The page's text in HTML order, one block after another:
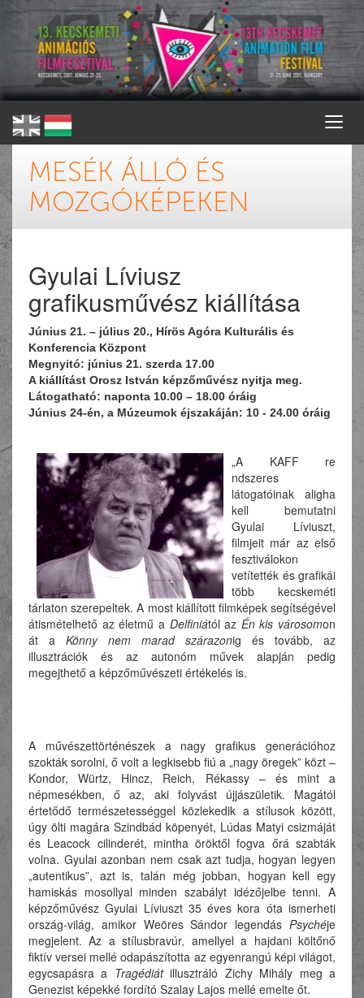
MESÉK ÁLLÓ ÉS
MOZGÓKÉPEKEN
Gyulai Líviusz
grafikusművész kiállítása
Június 21. – július 20., Hírös Agóra Kulturális és
Konferencia Központ
Megnyitó: június 21. szerda 17.00
A kiállítást Orosz István képzőművész nyitja meg.
Látogatható: naponta 10.00 – 18.00 óráig
Június 24-én, a Múzeumok éjszakáján: 10 - 24.00 óráig
„A KAFF re
ndszeres
látogatóinak aligha
kell bemutatni
Gyulai Líviuszt,
filmjeit már az első
fesztiválokon
vetítették és grafikái
több kecskeméti
tárlaton szerepeltek. A most kiállított filmképek segítségével
átismételhető az életmű a Delfiniától az Én kis városomon
át a Könny nem marad szárazonig és tovább, az
illusztrációk és az autonóm művek alapján pedig
megejthető a képzőművészeti értékelés is.
A művészettörténészek a nagy grafikus generációhoz
szokták sorolni, ő volt a legkisebb fiú a „nagy öregek” közt –
Kondor, Würtz, Hincz, Reich, Rékassy – és mint a
népmesékben, ő az, aki folyvást újjászületik. Magától
értetődő természetességgel közlekedik a stílusok között,
úgy ölti magára Szindbád köpenyét, Lúdas Matyi csizmáját
és Leacock cilinderét, mintha öröktől fogva őrá szabták
volna. Gyulai azonban nem csak azt tudja, hogyan legyen
„autentikus”, azt is, talán még jobban, hogyan kell egy
hamiskás mosollyal minden szabályt idézőjelbe tenni. A
képzőművész Gyulai Líviuszt 35 éves kora óta ismerheti
ország-világ, amikor Weöres Sándor legendás Psychéje
megjelent. Az a stílusbravúr, amellyel a hajdani költőnő
fiktív versei mellé odapászította az egyenrangú képi világot,
egycsapásra a Tragédiátillusztráló Zichy Mihály meg a
Genezist képekké fordító Szalay Lajos mellé emelte őt.